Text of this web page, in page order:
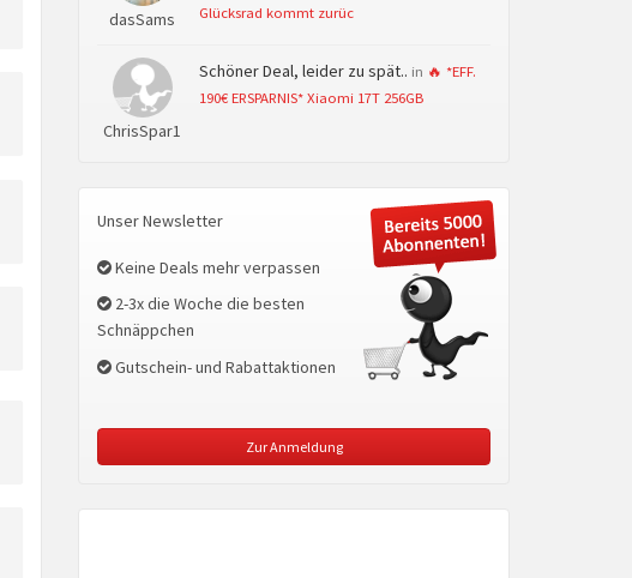
dasSams
Glücksrad kommt zurüc
ChrisSpar1
Schöner Deal, leider zu spät.. in 🔥 *EFF.
190€ ERSPARNIS* Xiaomi 17T 256GB
Unser Newsletter
Keine Deals mehr verpassen
2-3x die Woche die besten
Schnäppchen
Gutschein- und Rabattaktionen
Zur Anmeldung